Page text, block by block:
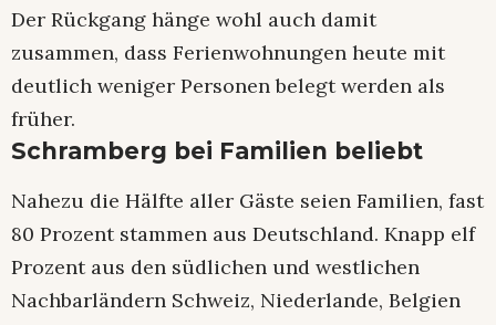
Der Rückgang hänge wohl auch damit
zusammen, dass Ferienwohnungen heute mit
deutlich weniger Personen belegt werden als
früher.
Schramberg bei Familien beliebt
Nahezu die Hälfte aller Gäste seien Familien, fast
80 Prozent stammen aus Deutschland. Knapp elf
Prozent aus den südlichen und westlichen
Nachbarländern Schweiz, Niederlande, Belgien